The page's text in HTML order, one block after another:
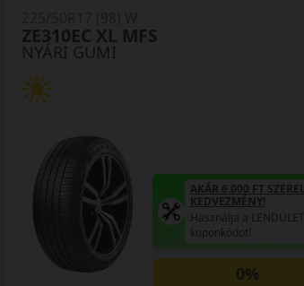
NYÁRI GUMI
SportContact 5 FR AO
AKÁR 6.000 FT
KEDVEZMÉNY!
Használja a LENDÜLET
kuponkódot!
0%